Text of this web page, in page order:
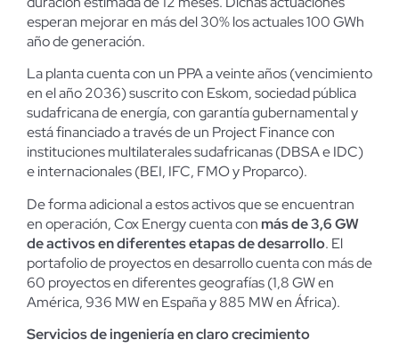
esperan mejorar en más del 30% los actuales 100 GWh
año de generación.
La planta cuenta con un PPA a veinte años (vencimiento
en el año 2036) suscrito con Eskom, sociedad pública
sudafricana de energía, con garantía gubernamental y
está financiado a través de un Project Finance con
instituciones multilaterales sudafricanas (DBSA e IDC)
e internacionales (BEI, IFC, FMO y Proparco).
De forma adicional a estos activos que se encuentran
en operación, Cox Energy cuenta con más de 3,6 GW
de activos en diferentes etapas de desarrollo. El
portafolio de proyectos en desarrollo cuenta con más de
60 proyectos en diferentes geografías (1,8 GW en
América, 936 MW en España y 885 MW en África).
Servicios de ingeniería en claro crecimiento